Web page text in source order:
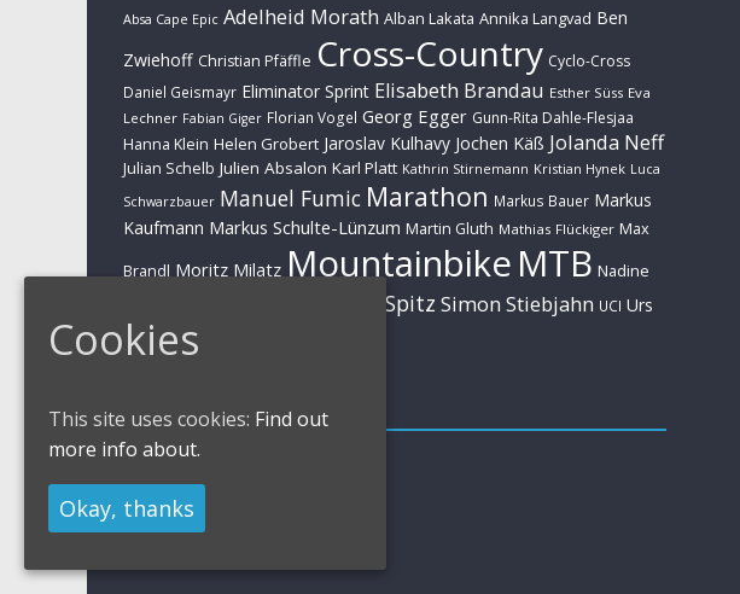
Absa Cape Epic Adelheid Morath Alban Lakata Annika Langvad Ben
Zwiehoff Christian Pfäffle Cross-Country Cyclo-Cross
Daniel Geismayr Eliminator Sprint Elisabeth Brandau Esther Süss Eva
Lechner Fabian Giger Florian Vogel Georg Egger Gunn-Rita Dahle-Flesjaa
Hanna Klein Helen Grobert Jaroslav Kulhavy Jochen Käß Jolanda Neff
Julian Schelb Julien Absalon Karl Platt Kathrin Stirnemann Kristian Hynek Luca
Schwarzbauer Manuel Fumic Marathon Markus Bauer Markus
Kaufmann Markus Schulte-Lünzum Martin Gluth Mathias Flückiger Max
Brandl Moritz Milatz Mountainbike MTB Nadine
Sabine Spitz Simon Stiebjahn UCI Urs
Huber
Impressum
Impressum / Kontakt
Datenschutzerklärung
Cookies Policy
Cookies
This site uses cookies: Find out
more info about.
Okay, thanks